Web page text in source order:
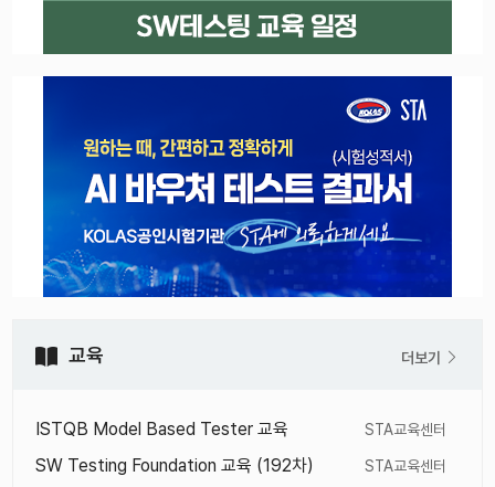
교육 더보기
ISTQB Model Based Tester 교육 STA교육센터
SW Testing Foundation 교육 (192차) STA교육센터